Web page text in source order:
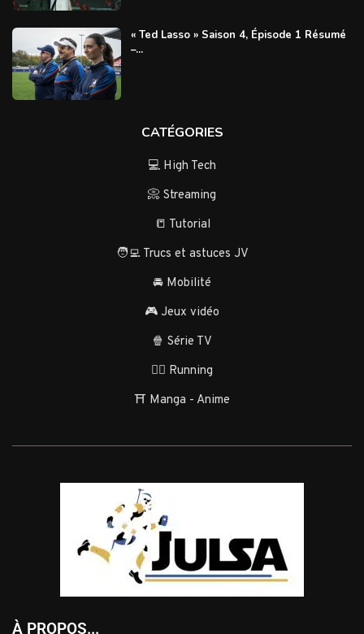
« Ted Lasso » Saison 4, Épisode 1 Résumé
–...
CATÉGORIES
💻 High Tech
📀 Streaming
📒 Tutorial
🧑‍💻 Trucs et astuces JV
🚘 Mobilité
🎮 Jeux vidéo
🍿 Série TV
🏃‍♂️ Running
⛩️ Manga - Anime
À PROPOS...